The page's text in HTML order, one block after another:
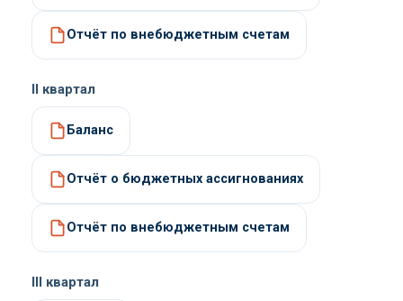
Отчёт по внебюджетным счетам
II квартал
Баланс
Отчёт о бюджетных ассигнованиях
Отчёт по внебюджетным счетам
III квартал